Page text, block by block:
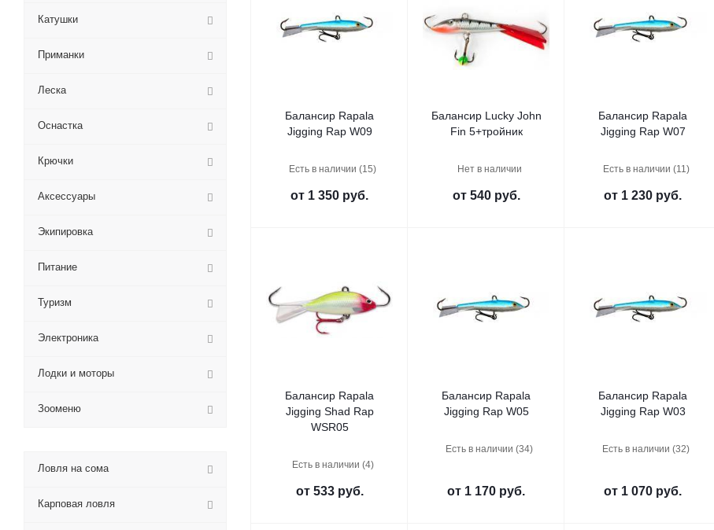
Балансир Rapala
Jigging Rap W09
Есть в наличии (15)
от 1 350 руб.
Балансир Lucky John
Fin 5+тройник
Нет в наличии
от 540 руб.
Балансир Rapala
Jigging Rap W07
Есть в наличии (11)
от 1 230 руб.
Балансир Rapala
Jigging Shad Rap
WSR05
Есть в наличии (4)
от 533 руб.
Балансир Rapala
Jigging Rap W05
Есть в наличии (34)
от 1 170 руб.
Балансир Rapala
Jigging Rap W03
Есть в наличии (32)
от 1 070 руб.
Катушки
Приманки
Леска
Оснастка
Крючки
Аксессуары
Экипировка
Питание
Туризм
Электроника
Лодки и моторы
Зооменю
Ловля на сома
Карповая ловля